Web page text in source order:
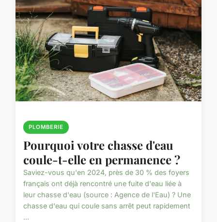
PLOMBERIE
Pourquoi votre chasse d'eau
coule-t-elle en permanence ?
Saviez-vous qu'en 2024, près de 30 % des foyers
français ont déjà rencontré une fuite d'eau liée à
leur chasse d'eau (source : Agence de l'Eau) ? Une
chasse d'eau qui coule sans arrêt peut rapidement
...